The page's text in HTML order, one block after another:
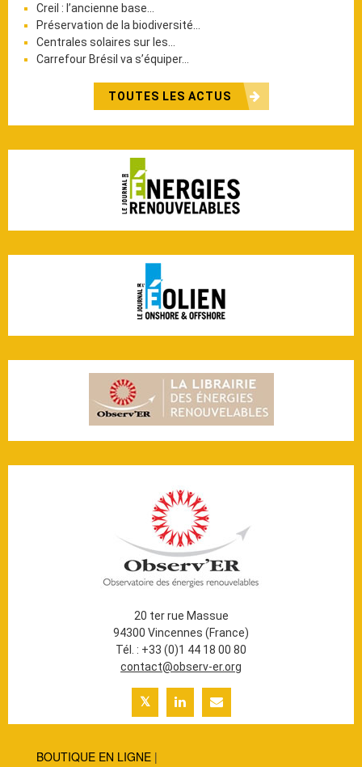
Creil : l’ancienne base…
Préservation de la biodiversité…
Centrales solaires sur les…
Carrefour Brésil va s’équiper…
TOUTES LES ACTUS
20 ter rue Massue
94300 Vincennes (France)
Tél. : +33 (0)1 44 18 00 80
contact@observ-er.org
BOUTIQUE EN LIGNE